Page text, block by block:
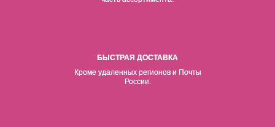
БЫСТРАЯ ДОСТАВКА
Кроме удаленных регионов и Почты
России.